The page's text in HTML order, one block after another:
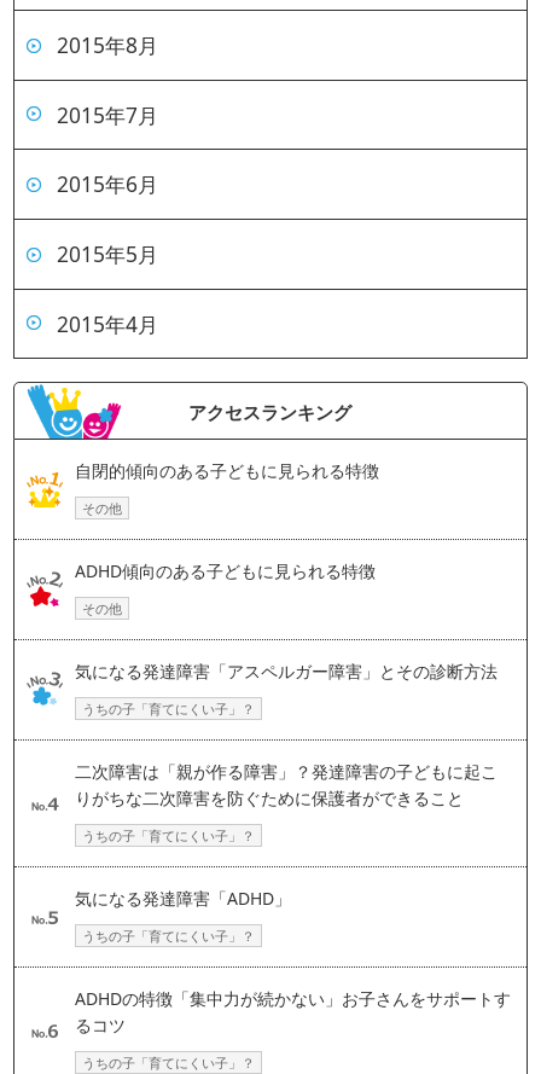
2015年8月
2015年7月
2015年6月
2015年5月
2015年4月
アクセスランキング
自閉的傾向のある子どもに見られる特徴
その他
ADHD傾向のある子どもに見られる特徴
その他
気になる発達障害「アスペルガー障害」とその診断方法
うちの子「育てにくい子」？
二次障害は「親が作る障害」？発達障害の子どもに起こ
りがちな二次障害を防ぐために保護者ができること
うちの子「育てにくい子」？
気になる発達障害「ADHD」
うちの子「育てにくい子」？
ADHDの特徴「集中力が続かない」お子さんをサポートす
るコツ
うちの子「育てにくい子」？